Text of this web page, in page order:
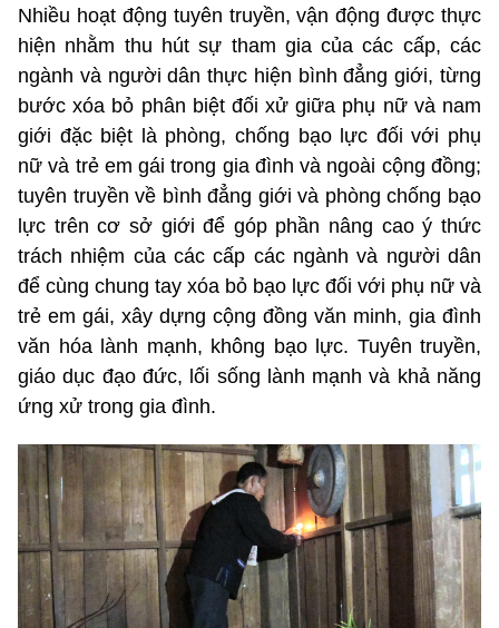
Nhiều hoạt động tuyên truyền, vận động được thực
hiện nhằm thu hút sự tham gia của các cấp, các
ngành và người dân thực hiện bình đẳng giới, từng
bước xóa bỏ phân biệt đối xử giữa phụ nữ và nam
giới đặc biệt là phòng, chống bạo lực đối với phụ
nữ và trẻ em gái trong gia đình và ngoài cộng đồng;
tuyên truyền về bình đẳng giới và phòng chống bạo
lực trên cơ sở giới để góp phần nâng cao ý thức
trách nhiệm của các cấp các ngành và người dân
để cùng chung tay xóa bỏ bạo lực đối với phụ nữ và
trẻ em gái, xây dựng cộng đồng văn minh, gia đình
văn hóa lành mạnh, không bạo lực. Tuyên truyền,
giáo dục đạo đức, lối sống lành mạnh và khả năng
ứng xử trong gia đình.